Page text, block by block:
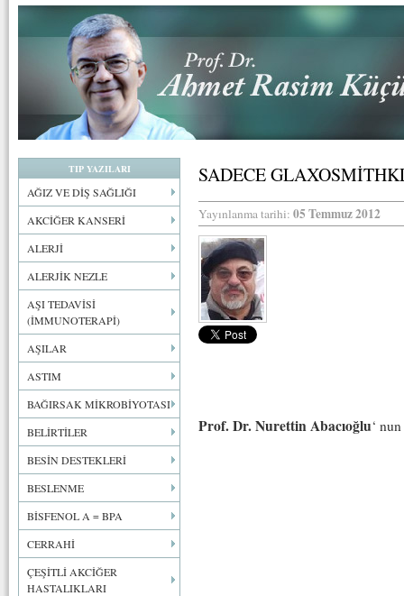
TIP YAZILARI
AĞIZ VE DİŞ SAĞLIĞI
AKCİĞER KANSERİ
ALERJİ
ALERJİK NEZLE
AŞI TEDAVİSİ
(İMMUNOTERAPİ)
AŞILAR
ASTIM
BAĞIRSAK MİKROBİYOTASI
BELİRTİLER
BESİN DESTEKLERİ
BESLENME
BİSFENOL A = BPA
CERRAHİ
ÇEŞİTLİ AKCİĞER
HASTALIKLARI
SADECE
Yayınlanma tarihi: 05 Temmuz 2012
Prof. Dr. Nurettin Abacıoğlu‘ nun